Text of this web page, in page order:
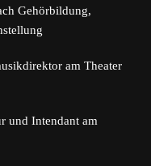
Gehörbildung,
am Theater
und Intendant am